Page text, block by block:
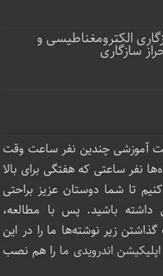
الکترومغناطیسی و
سازگاری
آموزشی چندین نفر ساعت‌ وقت
نفر ساعتی که هفتگی برای بالا
تا شما دوستان عزیز براحتی
داشته باشید. پس با مطالعه،
زیر نوشته‌‌ها ما را در این
اپلیکیشن اندرویدی ما را هم نصب